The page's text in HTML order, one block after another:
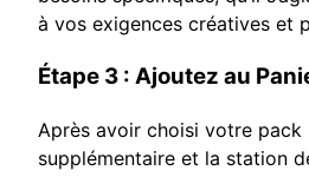
à vos exigences créatives et
Étape 3 : Ajoutez au
Après avoir choisi votre
supplémentaire et la station